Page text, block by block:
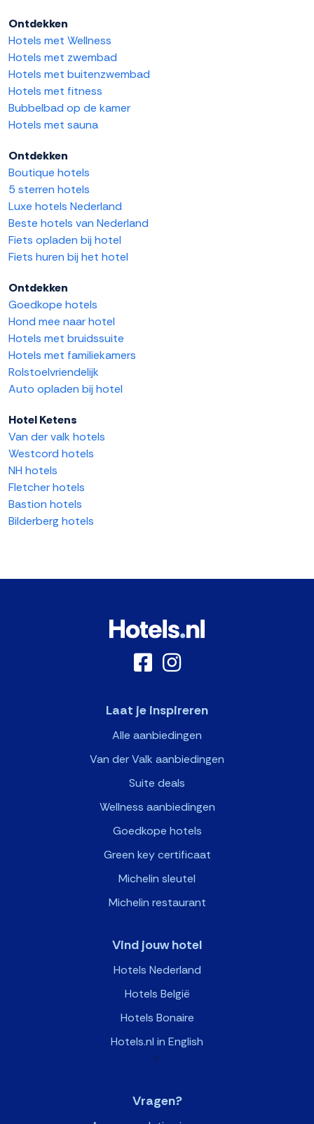
Ontdekken
Hotels met Wellness
Hotels met zwembad
Hotels met buitenzwembad
Hotels met fitness
Bubbelbad op de kamer
Hotels met sauna
Ontdekken
Boutique hotels
5 sterren hotels
Luxe hotels Nederland
Beste hotels van Nederland
Fiets opladen bij hotel
Fiets huren bij het hotel
Ontdekken
Goedkope hotels
Hond mee naar hotel
Hotels met bruidssuite
Hotels met familiekamers
Rolstoelvriendelijk
Auto opladen bij hotel
Hotel Ketens
Van der valk hotels
Westcord hotels
NH hotels
Fletcher hotels
Bastion hotels
Bilderberg hotels
Laat je inspireren
Alle aanbiedingen
Van der Valk aanbiedingen
Suite deals
Wellness aanbiedingen
Goedkope hotels
Green key certificaat
Michelin sleutel
Michelin restaurant
Vind jouw hotel
Hotels Nederland
Hotels België
Hotels Bonaire
Hotels.nl in English
>
Vragen?